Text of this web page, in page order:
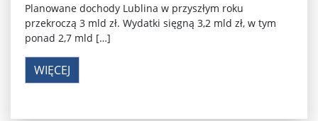
Planowane dochody Lublina w przyszłym roku
przekroczą 3 mld zł. Wydatki sięgną 3,2 mld zł, w tym
ponad 2,7 mld […]
WIĘCEJ